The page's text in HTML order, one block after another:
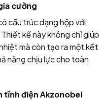
cường
cấu trúc dạng hộp với
kế này không chỉ giúp
mà còn tạo ra một kết
năng chịu lực cho toàn
tĩnh điện Akzonobel